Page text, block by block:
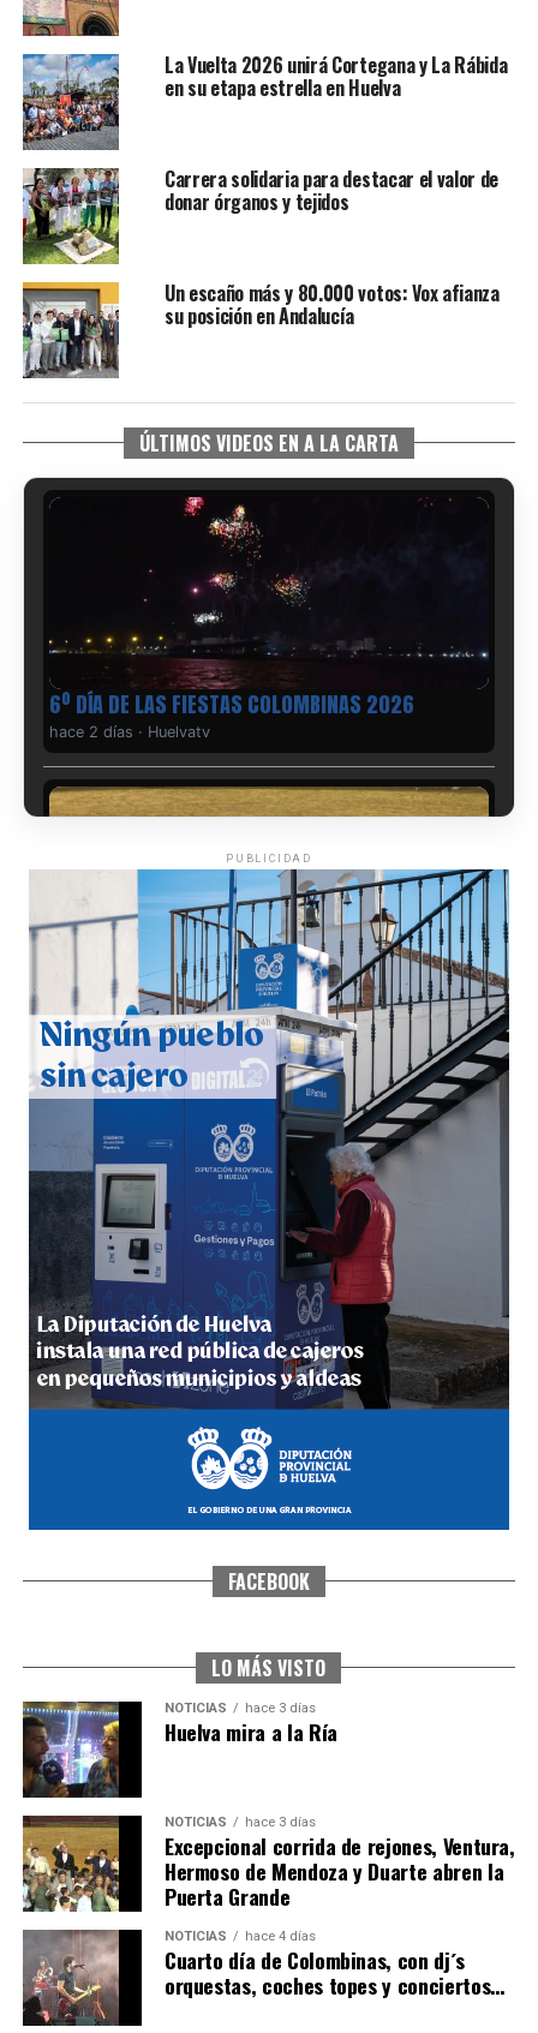
La Vuelta 2026 unirá Cortegana y La Rábida
en su etapa estrella en Huelva
Carrera solidaria para destacar el valor de
donar órganos y tejidos
Un escaño más y 80.000 votos: Vox afianza
su posición en Andalucía
ÚLTIMOS VIDEOS EN A LA CARTA
6º DÍA DE LAS FIESTAS COLOMBINAS 2026
hace 2 días · Huelvatv
QUINTA CORRIDA DE LAS FIESTAS COLOMBINAS
2026
hace 3 días·Huelvatv
5º DÍA DE LAS FIESTAS COLOMBINAS 2026
hace 3 días·Huelvatv
CUARTA CORRIDA DE LAS FIESTAS COLOMBINAS
4º DÍA DE LAS FIESTAS COLOMBINAS 2026
hace 4 días Huelvatv
PUBLICIDAD
FACEBOOK
LO MÁS VISTO
NOTICIAS hace 3 días
Huelva mira a la Ría
NOTICIAS hace 3 días
Excepcional corrida de rejones, Ventura,
Hermoso de Mendoza y Duarte abren la
Puerta Grande
NOTICIAS hace 4 días
Cuarto día de Colombinas, con dj´s
orquestas, coches topes y conciertos…